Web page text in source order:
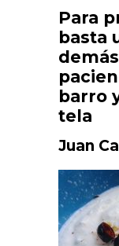
Para
basta
barro
tela
Juan